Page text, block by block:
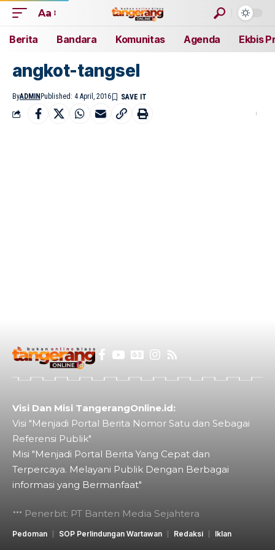
Aa
Berita Bandara Komunitas Agenda Ekbis
angkot-tangsel
ByADMIN Published: 4 April, 2016
Visi Dan Misi TangerangOnline.id:
Visi "Menjadi Portal Berita Nomor Satu dan Sebagai
Referensi Publik"
Misi "Menjadi Portal Berita Yang Cepat dan
Terpercaya. Melayani Publik Dengan Berbagai
informasi yang Bermanfaat"
Penerbit: PT Banten Media Sejahtera
Pedoman SOP Perlindungan Wartawan Redaksi Iklan